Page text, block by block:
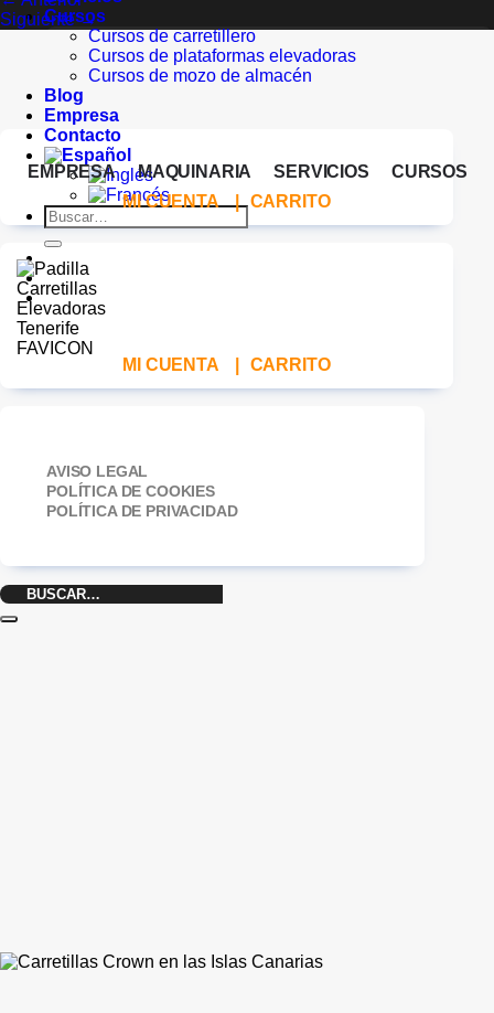
Cursos
Cursos de carretillero
Cursos de plataformas elevadoras
Cursos de mozo de almacén
Blog
Empresa
Contacto
Buscar
por:
Siguiente→
EMPRESA MAQUINARIA SERVICIOS
CURSOS
MI CUENTA
| CARRITO
MI CUENTA CARRITO
AVISO LEGAL
POLÍTICA DE COOKIES
POLÍTICA DE PRIVACIDAD
Buscar
por: